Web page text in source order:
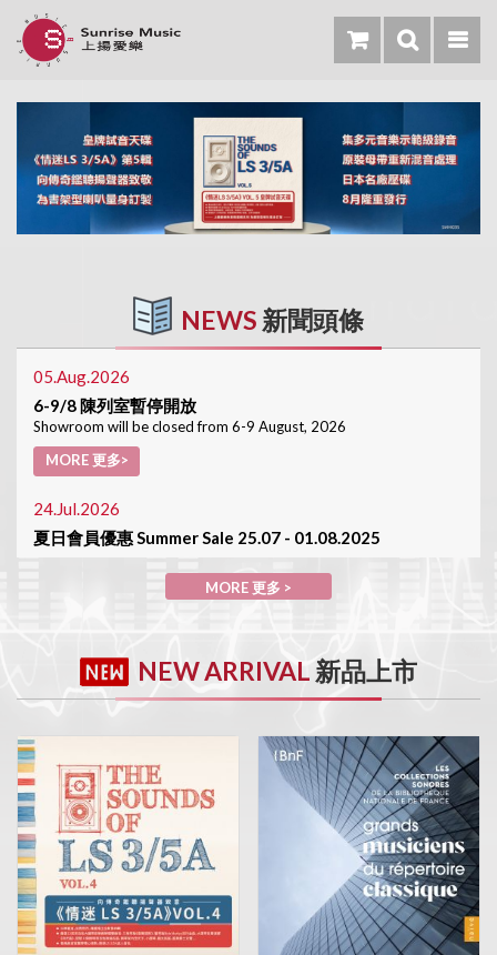
NEWS 新聞頭條
05.Aug.2026
6-9/8 陳列室暫停開放
Showroom will be closed from 6-9 August, 2026
MORE 更多>
24.Jul.2026
夏日會員優惠 Summer Sale 25.07 - 01.08.2025
MORE 更多>
MORE 更多 >
NEW ARRIVAL 新品上市